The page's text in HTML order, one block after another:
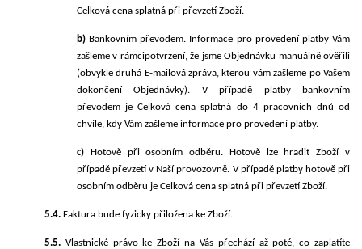
Celková cena splatná při převzetí Zboží.
b) Bankovním převodem. Informace pro provedení platby Vám
zašleme v rámcipotvrzení, že jsme Objednávku manuálně ověřili
(obvykledruhá E-mailová zpráva, kterou vám zašleme po Vašem
dokončení Objednávky). V případě platby bankovním
převodem je Celková cena splatná do 4 pracovních dnů od
chvíle, kdy Vám zašleme informace pro provedení platby.
c) Hotově při osobním odběru. Hotově lze hradit Zboží v
případě převzetí v Naší provozovně. V případě platby hotově při
osobním odběru je Celková cena splatná při převzetí Zboží.
5.4. Faktura bude fyzicky přiložena ke Zboží.
5.5. Vlastnické právo ke Zboží na Vás přechází až poté, co zaplatíte